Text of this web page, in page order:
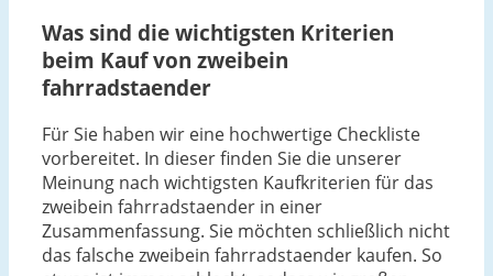
Was sind die wichtigsten Kriterien
beim Kauf von zweibein
fahrradstaender
Für Sie haben wir eine hochwertige Checkliste
vorbereitet. In dieser finden Sie die unserer
Meinung nach wichtigsten Kaufkriterien für das
zweibein fahrradstaender in einer
Zusammenfassung. Sie möchten schließlich nicht
das falsche zweibein fahrradstaender kaufen. So